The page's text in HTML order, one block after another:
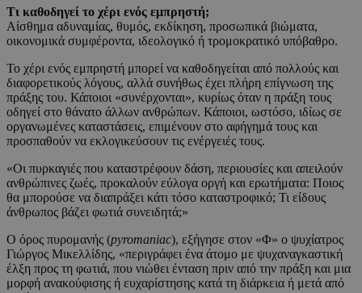
Τι καθοδηγεί το χέρι ενός εμπρηστή;
Αίσθημα αδυναμίας, θυμός, εκδίκηση, προσωπικά βιώματα,
οικονομικά συμφέροντα, ιδεολογικό ή τρομοκρατικό υπόβαθρο.
Το χέρι ενός εμπρηστή μπορεί να καθοδηγείται από πολλούς και
διαφορετικούς λόγους, αλλά συνήθως έχει πλήρη επίγνωση της
πράξης του. Κάποιοι «συνέρχονται», κυρίως όταν η πράξη τους
οδηγεί στο θάνατο άλλων ανθρώπων. Κάποιοι, ωστόσο, ιδίως σε
οργανωμένες καταστάσεις, επιμένουν στο αφήγημά τους και
προσπαθούν να εκλογικεύσουν τις ενέργειές τους.
«Οι πυρκαγιές που καταστρέφουν δάση, περιουσίες και απειλούν
ανθρώπινες ζωές, προκαλούν εύλογα οργή και ερωτήματα: Ποιος
θα μπορούσε να διαπράξει κάτι τόσο καταστροφικό; Τι είδους
άνθρωπος βάζει φωτιά συνειδητά;»
Ο όρος πυρομανής (pyromaniac), εξήγησε στον «Φ» ο ψυχίατρος
Γιώργος Μικελλίδης, «περιγράφει ένα άτομο με ψυχαναγκαστική
έλξη προς τη φωτιά, που νιώθει ένταση πριν από την πράξη και μια
μορφή ανακούφισης ή ευχαρίστησης κατά τη διάρκεια ή μετά από